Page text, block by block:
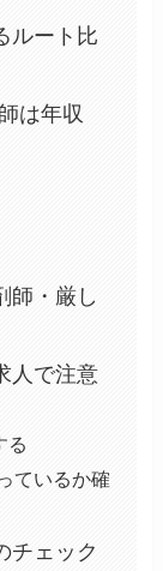
ルート比
は年収
師・厳し
人で注意
る
ているか確
チェック